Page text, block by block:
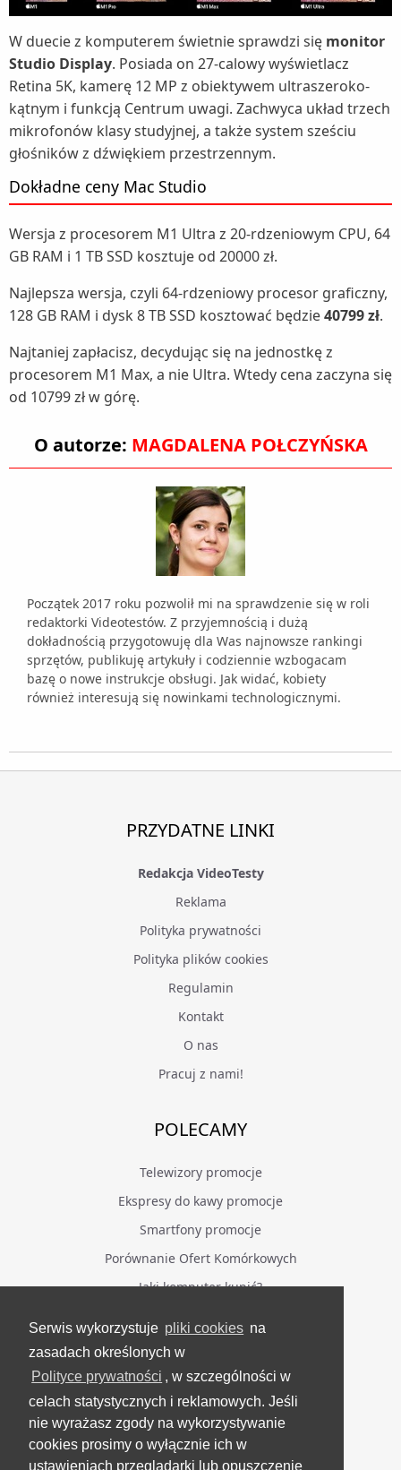
Serwis wykorzystuje pliki cookies na
zasadach określonych w
Polityce prywatności , w szczególności w
celach statystycznych i reklamowych. Jeśli
nie wyrażasz zgody na wykorzystywanie
cookies prosimy o wyłącznie ich w
ustawieniach przeglądarki lub opuszczenie
W duecie z komputerem świetnie sprawdzi się monitor
Studio Display. Posiada on 27-calowy wyświetlacz
Retina 5K, kamerę 12 MP z obiektywem ultraszeroko­
kątnym i funkcją Centrum uwagi. Zachwyca układ trzech
mikrofonów klasy studyjnej, a także system sześciu
głośników z dźwiękiem przestrzennym.
Dokładne ceny Mac Studio
Wersja z procesorem M1 Ultra z 20-rdzeniowym CPU, 64
GB RAM i 1 TB SSD kosztuje od 20000 zł.
Najlepsza wersja, czyli 64-rdzeniowy procesor graficzny,
128 GB RAM i dysk 8 TB SSD kosztować będzie40799 zł.
Najtaniej zapłacisz, decydując się na jednostkę z
procesorem M1 Max, a nie Ultra. Wtedy cena zaczyna się
od 10799 zł w górę.
O autorze: MAGDALENA POŁCZYŃSKA
Początek 2017 roku pozwolił mi na sprawdzenie się w roli
redaktorki Videotestów. Z przyjemnością i dużą
dokładnością przygotowuję dla Was najnowsze rankingi
sprzętów, publikuję artykuły i codziennie wzbogacam
bazę o nowe instrukcje obsługi. Jak widać, kobiety
również interesują się nowinkami technologicznymi.
PRZYDATNE LINKI
Redakcja VideoTesty
Reklama
Polityka prywatności
Polityka plików cookies
Regulamin
Kontakt
O nas
Pracuj z nami!
POLECAMY
Telewizory promocje
Ekspresy do kawy promocje
Smartfony promocje
Porównanie Ofert Komórkowych
Jaki komputer kupić?
BĄDŹ NA BIEŻĄCO
Facebook
Grupa Testerzy Videotestów
YouTube